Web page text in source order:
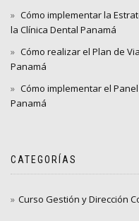
Cómo implementar la
la Clínica Dental Panamá
Cómo realizar el Plan de
Panamá
Cómo implementar el
Panamá
CATEGORÍAS
Curso Gestión y Dirección